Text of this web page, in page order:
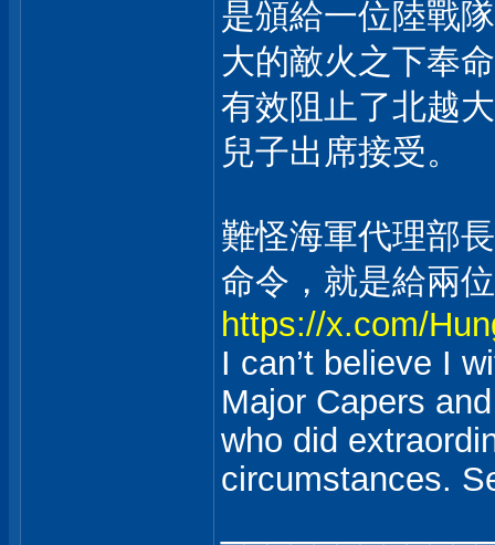
是頒給一位陸戰
大的敵火之下奉
有效阻止了北越
兒子出席接受。
難怪海軍代理部
命令，就是給兩
https://x.com/
I can’t believe I
Major Capers
who did
circumstances.